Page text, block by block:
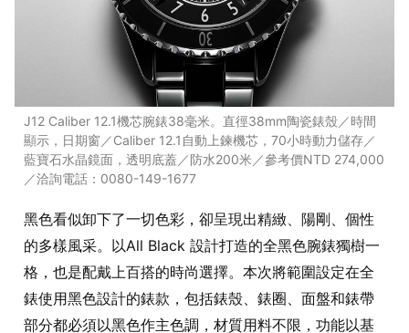
J12 Caliber 12.1機芯腕錶38毫米。直徑38mm陶瓷錶殼／時間
顯示，日期窗／Caliber 12.1自動上鍊機芯，70小時動力儲存／
藍寶石水晶鏡面，透明底蓋／防水200米／參考價NTD 274,000
／洽詢電話：0080-149-1677
黑色看似卸下了一切色彩，卻呈現出精緻、陽剛、個性
的多樣風采。以All Black 設計打造的全黑色腕錶獨樹一
格，也是配戴上百搭的時尚選擇。本次將範圍設定在全
錶使用黑色設計的錶款，包括錶殼、錶圈、面盤和錶帶
部分都必須以黑色作主色調，材質用料不限，功能以基